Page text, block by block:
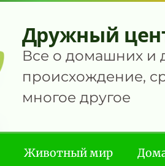
Дружный
Все о домашних и
происхождение,
многое другое
Животный мир